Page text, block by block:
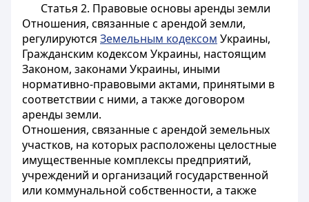
Статья 2. Правовые основы аренды земли
Отношения, связанные с арендой земли,
регулируются Земельным кодексом Украины,
Гражданским кодексом Украины, настоящим
Законом, законами Украины, иными
нормативно-правовыми актами, принятыми в
соответствии с ними, а также договором
аренды земли.
Отношения, связанные с арендой земельных
участков, на которых расположены целостные
имущественные комплексы предприятий,
учреждений и организаций государственной
или коммунальной собственности, а также